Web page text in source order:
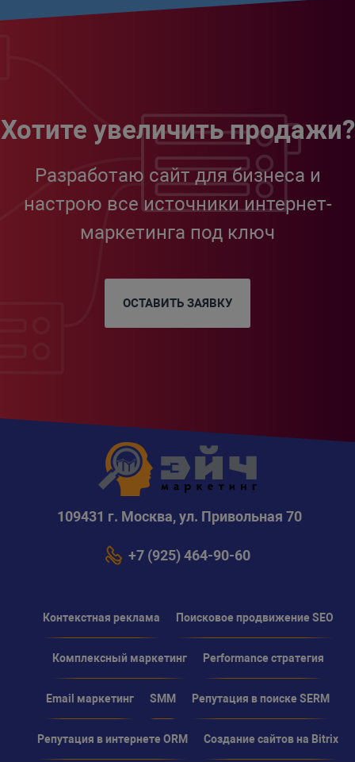
Хотите увеличить продажи?
Разработаю сайт для бизнеса и
настрою все источники интернет-
маркетинга под ключ
ОСТАВИТЬ ЗАЯВКУ
109431 г. Москва, ул. Привольная 70
+7 (925) 464-90-60
Контекстная реклама Поисковое продвижение SEO
Комплексный маркетинг Performance стратегия
Email маркетинг SMM Репутация в поиске SERM
Репутация в интернете ORM Создание сайтов на Bitrix